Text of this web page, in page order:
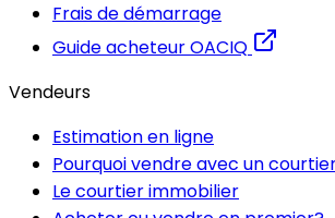
Frais de démarrage
Guide acheteur OACIQ
Vendeurs
Estimation en ligne
Pourquoi vendre avec un
Le courtier immobilier